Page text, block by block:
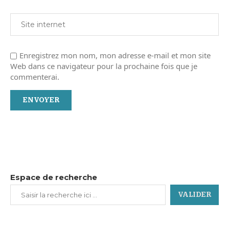
Enregistrez mon nom, mon adresse e-mail et mon site
Web dans ce navigateur pour la prochaine fois que je
commenterai.
Espace de recherche
VALIDER